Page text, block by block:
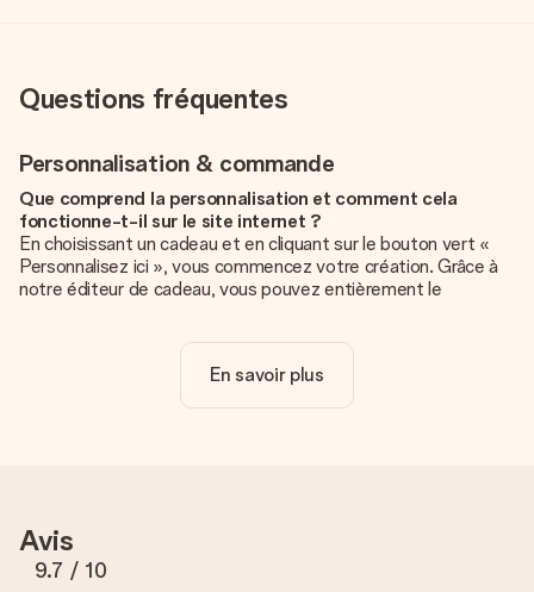
Questions fréquentes
Personnalisation & commande
Que comprend la personnalisation et comment cela
fonctionne-t-il sur le site internet ?
En choisissant un cadeau et en cliquant sur le bouton vert «
Personnalisez ici », vous commencez votre création. Grâce à
notre éditeur de cadeau, vous pouvez entièrement le
unique pour ajouter une touche finale à votre cadeau.
La personnalisation est-elle comprise dans le prix ?
ton cadeau. C'est pourquoi il est important d'utiliser des
photos de haute qualité. Si tu n'es pas sûr de la qualité de ton
image, contacte notre équipe du service clientèle et joins ta
En savoir plus
Avis
9.7 / 10